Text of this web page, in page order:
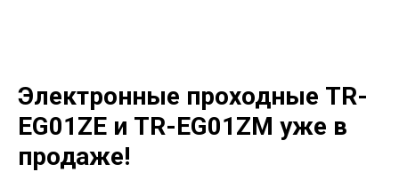
Электронные проходные TR-
EG01ZE и TR-EG01ZM уже в
продаже!